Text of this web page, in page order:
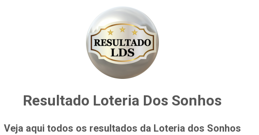
Resultado Loteria Dos Sonhos
Veja aqui todos os resultados da Loteria dos Sonhos